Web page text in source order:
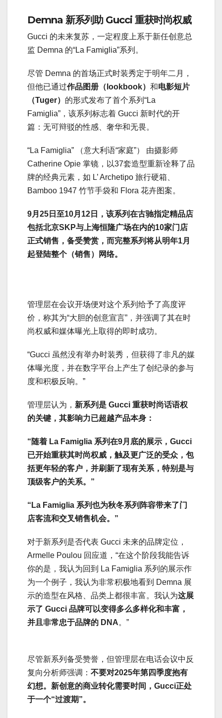
Demna 新系列助 Gucci 重获时尚权威
Gucci 的未来复苏，一定程度上系于新任创意总
监 Demna 的“La Famiglia”系列。
尽管 Demna 的首场正式时装秀定于明年二月，
但他已通过作品图册（lookbook） 和电影短片
（Tuger） 的形式发布了首个系列“La
Famiglia”，该系列标志着 Gucci 新时代的开
篇：无可辩驳的性感、奢华和无畏。
“La Famiglia” （意大利语“家庭”） 由摄影师
Catherine Opie 掌镜，以37套造型重新诠释了品
牌的经典元素，如 L’ Archetipo 旅行硬箱、
Bamboo 1947 竹节手袋和 Flora 花卉图案。
9月25日至10月12日，该系列在古驰指定精品店
包括北京SKP与上海恒隆广场在内的10家门店
正式销售，备受赞赏，而完整系列将从明年1月
起登陆整个（销售）网络。
管理层在会议开场便对这个系列给予了高度评
价，称其为“大胆的创意宣言”，并强调了其在时
尚权威和媒体曝光上取得的即时成功。
“Gucci 虽然没有举办时装秀，但获得了非凡的媒
体曝光度，并在数字平台上产生了创纪录的参与
度和积极反响。”
管理层认为， 新系列是 Gucci 重获时尚话语权
的关键，其影响力已超越产品本身：
“随着 La Famiglia 系列在9月底的展示，Gucci
已开始重获其时尚权威，触及更广泛的受众，包
括更年轻的客户，并刷新了现有关系，特别是与
顶级客户的关系。”
“La Famiglia 系列也为秋冬系列阵容带来了门
店客流和交叉销售机会。”
对于新系列是否代表 Gucci 未来的品牌定位，
Armelle Poulou 回应道，“在这个阶段我能告诉
你的是，我认为回到 La Famiglia 系列的展示作
为一个例子，我认为非常积极地看到 Demna 展
示的造型在风格、品类上都很丰富。我认为这展
示了 Gucci 品牌可以变得多么多样化和丰富，
并且非常忠于品牌的 DNA。”
尽管新系列备受赞誉，但管理层在电话会议中反
复向分析师强调： 不要对2025年第四季度抱有
幻想。新创意的商业转化需要时间，Gucci正处
于一个“过渡期”。